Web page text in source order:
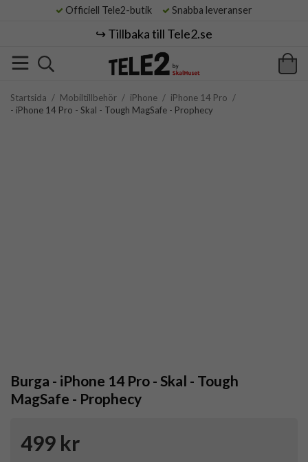
Officiell Tele2-butik Snabba leveranser
↪️ Tillbaka till Tele2.se
Startsida / Mobiltillbehör / iPhone / iPhone 14 Pro /
- iPhone 14 Pro - Skal - Tough MagSafe - Prophecy
Burga - iPhone 14 Pro - Skal - Tough
MagSafe - Prophecy
499 kr